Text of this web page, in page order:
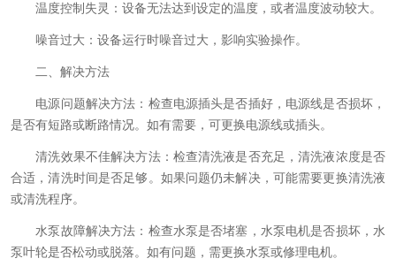
温度控制失灵：设备无法达到设定的温度，或者温度波动较大。
噪音过大：设备运行时噪音过大，影响实验操作。
二、解决方法
电源问题解决方法：检查电源插头是否插好，电源线是否损坏，
是否有短路或断路情况。如有需要，可更换电源线或插头。
清洗效果不佳解决方法：检查清洗液是否充足，清洗液浓度是否
合适，清洗时间是否足够。如果问题仍未解决，可能需要更换清洗液
或清洗程序。
水泵故障解决方法：检查水泵是否堵塞，水泵电机是否损坏，水
泵叶轮是否松动或脱落。如有问题，需更换水泵或修理电机。